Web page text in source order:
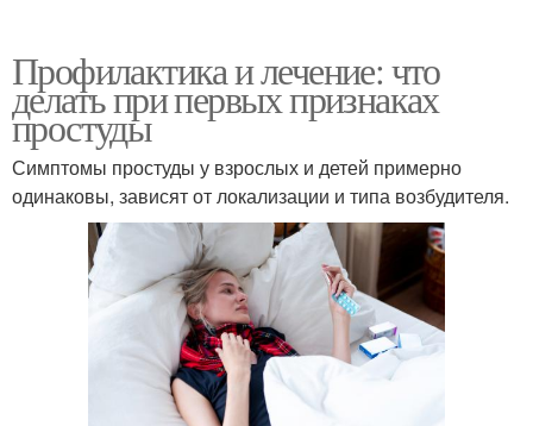
Профилактика и лечение: что
делать при первых признаках
простуды
Симптомы простуды у взрослых и детей примерно
одинаковы, зависят от локализации и типа возбудителя.